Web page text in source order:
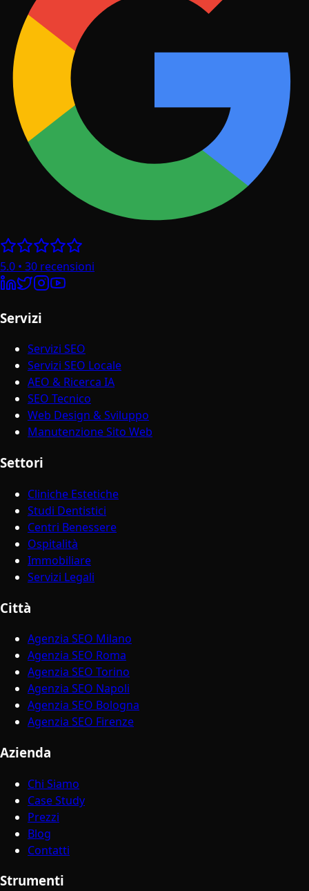
Parla con un Esperto
Gratis · Senza impegno
La Tua Privacy è Importante
Utilizziamo i cookie per migliorare la tua esperienza di
navigazione, analizzare il traffico del sito e personalizzare i
contenuti. Puoi scegliere quali cookie accettare.
Accetta Tutti Solo Necessari
Conforme al GDPR